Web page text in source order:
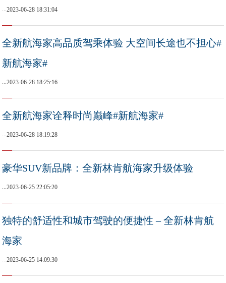
...2023-06-28 18:31:04
全新航海家高品质驾乘体验 大空间长途也不担心#
新航海家#
...2023-06-28 18:25:16
全新航海家诠释时尚巅峰#新航海家#
...2023-06-28 18:19:28
豪华SUV新品牌：全新林肯航海家升级体验
...2023-06-25 22:05:20
独特的舒适性和城市驾驶的便捷性 – 全新林肯航
海家
...2023-06-25 14:09:30